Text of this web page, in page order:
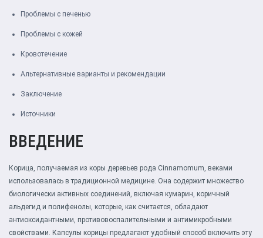
Проблемы с печенью
Проблемы с кожей
Кровотечение
Альтернативные варианты и рекомендации
Заключение
Источники
ВВЕДЕНИЕ
Корица, получаемая из коры деревьев рода Cinnamomum, веками
использовалась в традиционной медицине. Она содержит множество
биологически активных соединений, включая кумарин, коричный
альдегид и полифенолы, которые, как считается, обладают
антиоксидантными, противовоспалительными и антимикробными
свойствами. Капсулы корицы предлагают удобный способ включить эту